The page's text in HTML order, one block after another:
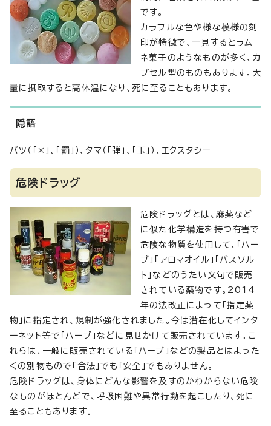
です。
カラフルな色や様な模様の刻
印が特徴で、一見するとラム
ネ菓子のようなものが多く、カ
プセル型のものもあります。大
量に摂取すると高体温になり、死に至ることもあります。
隠語
バツ（「×」、「罰」）、タマ（「弾」、「玉」）、エクスタシー
危険ドラッグ
危険ドラッグとは、麻薬など
に似た化学構造を持つ有害で
危険な物質を使用して、「ハー
ブ」「アロマオイル」「バスソル
ト」などのうたい文句で販売
されている薬物です。2014
年の法改正によって「指定薬
物」に指定され、規制が強化されました。今は潜在化してインタ
ーネット等で「ハーブ」などに見せかけて販売されています。こ
れらは、一般に販売されている「ハーブ」などの製品とはまった
くの別物もので「合法」でも「安全」でもありません。
危険ドラッグは、身体にどんな影響を及すのかわからない危険
なものがほとんどで、呼吸困難や異常行動を起こしたり、死に
至ることもあります。